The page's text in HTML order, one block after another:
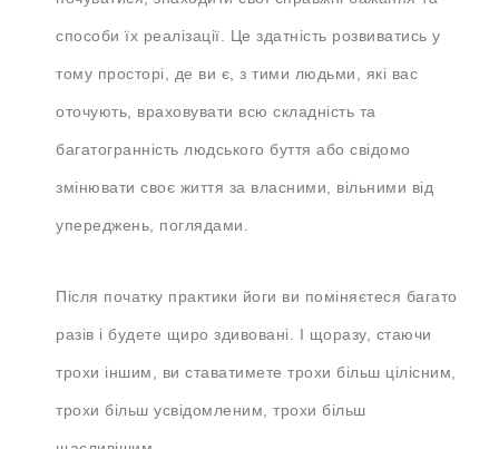
способи їх реалізації. Це здатність розвиватись у
тому просторі, де ви є, з тими людьми, які вас
оточують, враховувати всю складність та
багатогранність людського буття або свідомо
змінювати своє життя за власними, вільними від
упереджень, поглядами.
Після початку практики йоги ви поміняєтеся багато
разів і будете щиро здивовані. І щоразу, стаючи
трохи іншим, ви ставатимете трохи більш цілісним,
трохи більш усвідомленим, трохи більш